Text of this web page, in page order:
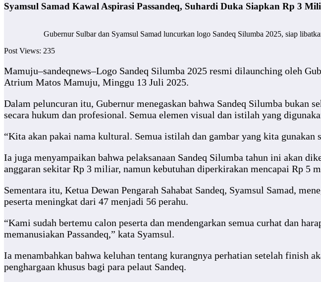
Syamsul Samad Kawal Aspirasi Passandeq, Suhardi Duka Siapkan Rp 3
Gubernur Sulbar dan Syamsul Samad luncurkan logo Sandeq Silumba 2025, siap
Post Views: 235
Mamuju–sandeqnews–Logo Sandeq Silumba 2025 resmi dilaunching oleh
Atrium Matos Mamuju, Minggu 13 Juli 2025.
Dalam peluncuran itu, Gubernur menegaskan bahwa Sandeq Silumba bukan
secara hukum dan profesional. Semua elemen visual dan istilah yang
“Kita akan pakai nama kultural. Semua istilah dan gambar yang kita
Ia juga menyampaikan bahwa pelaksanaan Sandeq Silumba tahun ini akan
anggaran sekitar Rp 3 miliar, namun kebutuhan diperkirakan mencapai Rp 5
Sementara itu, Ketua Dewan Pengarah Sahabat Sandeq, Syamsul Samad,
peserta meningkat dari 47 menjadi 56 perahu.
“Kami sudah bertemu calon peserta dan mendengarkan semua curhat dan
memanusiakan Passandeq,” kata Syamsul.
Ia menambahkan bahwa keluhan tentang kurangnya perhatian setelah finish
penghargaan khusus bagi para pelaut Sandeq.